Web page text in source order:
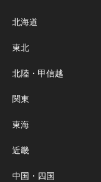
北海道
東北
北陸・甲信越
関東
東海
近畿
中国・四国